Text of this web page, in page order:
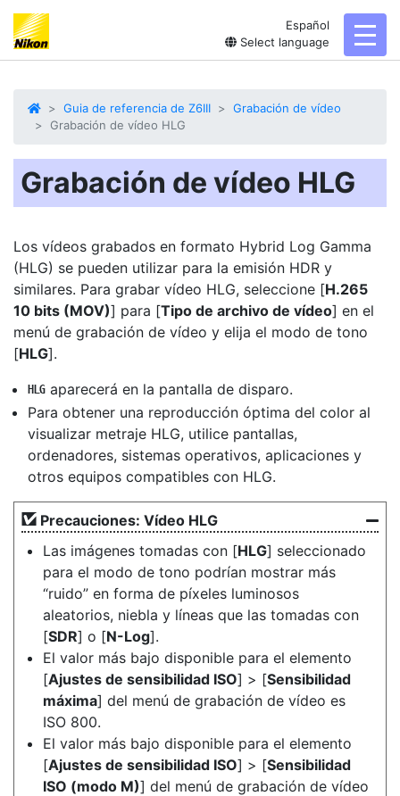
Español
Select language
Guia de referencia de Z6III
Grabación de vídeo
Grabación de vídeo HLG
Grabación de vídeo HLG
Los vídeos grabados en formato Hybrid Log Gamma
(HLG) se pueden utilizar para la emisión HDR y
similares. Para grabar vídeo HLG, seleccione [H.265
10 bits (MOV)] para [Tipo de archivo de vídeo] en el
menú de grabación de vídeo y elija el modo de tono
[HLG].
o aparecerá en la pantalla de disparo.
Para obtener una reproducción óptima del color al
visualizar metraje HLG, utilice pantallas,
ordenadores, sistemas operativos, aplicaciones y
otros equipos compatibles con HLG.
Precauciones: Vídeo HLG
Las imágenes tomadas con [HLG] seleccionado
para el modo de tono podrían mostrar más
“ruido” en forma de píxeles luminosos
aleatorios, niebla y líneas que las tomadas con
[SDR] o [N-Log].
El valor más bajo disponible para el elemento
[Ajustes de sensibilidad ISO] > [Sensibilidad
máxima] del menú de grabación de vídeo es
ISO 800.
El valor más bajo disponible para el elemento
[Ajustes de sensibilidad ISO] > [Sensibilidad
ISO (modo M)] del menú de grabación de vídeo